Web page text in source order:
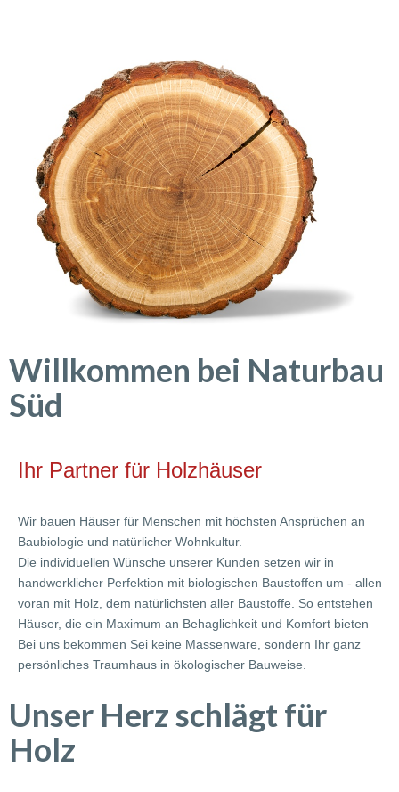
Willkommen bei Naturbau
Süd
Ihr Partner für Holzhäuser
Wir bauen Häuser für Menschen mit höchsten Ansprüchen an
Baubiologie und natürlicher Wohnkultur.
Die individuellen Wünsche unserer Kunden setzen wir in
handwerklicher Perfektion mit biologischen Baustoffen um - allen
voran mit Holz, dem natürlichsten aller Baustoffe. So entstehen
Häuser, die ein Maximum an Behaglichkeit und Komfort bieten
Bei uns bekommen Sei keine Massenware, sondern Ihr ganz
persönliches Traumhaus in ökologischer Bauweise.
Unser Herz schlägt für
Holz